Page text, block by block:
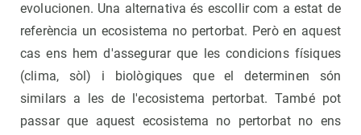
evolucionen. Una alternativa és escollir com a estat de
referència un ecosistema no pertorbat. Però en aquest
cas ens hem d'assegurar que les condicions físiques
(clima, sòl) i biològiques que el determinen són
similars a les de l'ecosistema pertorbat. També pot
passar que aquest ecosistema no pertorbat no ens